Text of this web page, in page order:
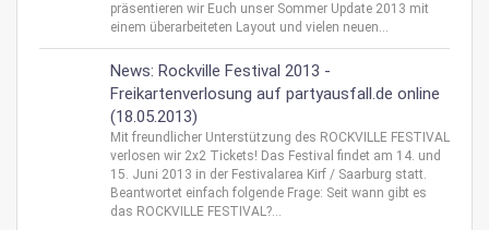
präsentieren wir Euch unser Sommer Update 2013 mit
einem überarbeiteten Layout und vielen neuen...
News: Rockville Festival 2013 -
Freikartenverlosung auf partyausfall.de online
(18.05.2013)
Mit freundlicher Unterstützung des ROCKVILLE FESTIVAL
verlosen wir 2x2 Tickets! Das Festival findet am 14. und
15. Juni 2013 in der Festivalarea Kirf / Saarburg statt.
Beantwortet einfach folgende Frage: Seit wann gibt es
das ROCKVILLE FESTIVAL?...